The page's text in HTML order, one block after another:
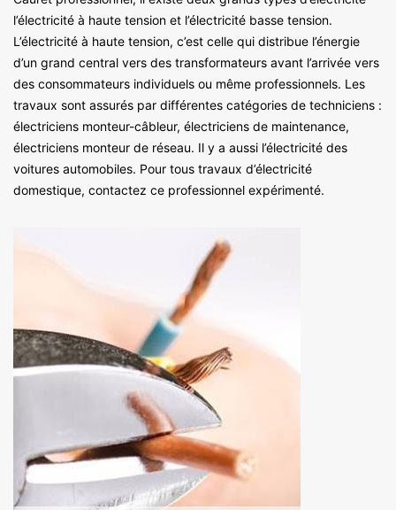
l’électricité à haute tension et l’électricité basse tension.
L’électricité à haute tension, c’est celle qui distribue l’énergie
d’un grand central vers des transformateurs avant l’arrivée vers
des consommateurs individuels ou même professionnels. Les
travaux sont assurés par différentes catégories de techniciens :
électriciens monteur-câbleur, électriciens de maintenance,
électriciens monteur de réseau. Il y a aussi l’électricité des
voitures automobiles. Pour tous travaux d’électricité
domestique, contactez ce professionnel expérimenté.